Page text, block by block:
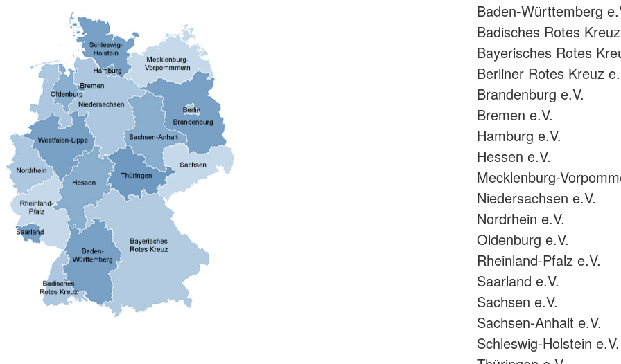
Baden-Württemberg
Badisches Rotes
Bayerisches Rotes
Berliner Rotes Kreuz
Brandenburg e.V.
Bremen e.V.
Hamburg e.V.
Hessen e.V.
Mecklenburg-
Niedersachsen e.V.
Nordrhein e.V.
Oldenburg e.V.
Rheinland-Pfalz e.V.
Saarland e.V.
Sachsen e.V.
Sachsen-Anhalt e.V.
Schleswig-Holstein e.V.